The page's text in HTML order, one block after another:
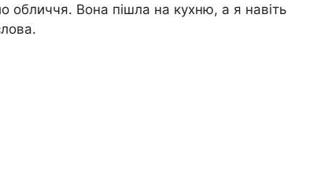
обличчя. Вона пішла на кухню, а я навіть